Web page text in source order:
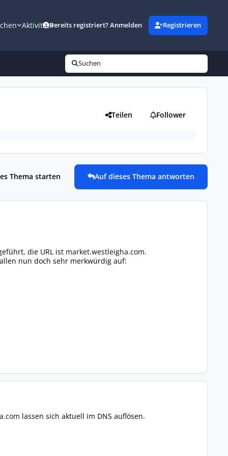
AktivitätBereits registriert? Anmelden Registrieren
Suchen
Teilen Follower
Thema starten Auf dieses Thema antworten
die URL ist market.westleigha.com.
nun doch sehr merkwürdig auf:
lassen sich aktuell im DNS auflösen.